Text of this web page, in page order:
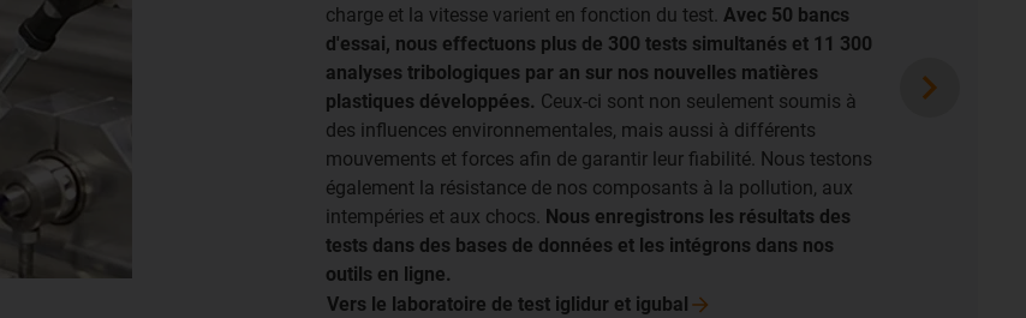
charge et la vitesse varient en fonction du test.Avec 50 bancs
d'essai, nous effectuons plus de 300 tests simultanés et 11 300
analyses tribologiques par an sur nos nouvelles matières
plastiques développées. Ceux-ci sont non seulement soumis à
des influences environnementales, mais aussi à différents
mouvements et forces afin de garantir leur fiabilité. Nous testons
également la résistance de nos composants à la pollution, aux
intempéries et aux chocs. Nous enregistrons les résultats des
tests dans des bases de données et les intégrons dans nos
outils en ligne.
Vers le laboratoire de test iglidur et igubal